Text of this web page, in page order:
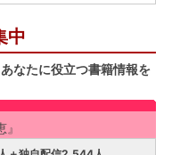
中
なたに役立つ書籍情報を